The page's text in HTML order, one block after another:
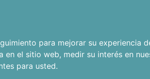
para mejorar su experiencia
en el sitio web, medir su interés en
para usted.